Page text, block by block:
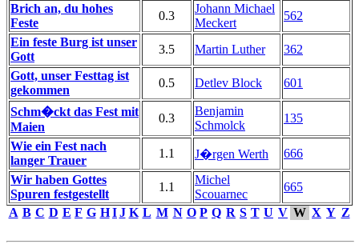
Brich an, du hohes
Feste
0.3
Johann Michael
Meckert
562
Ein feste Burg ist unser
Gott
3.5 Martin Luther
362
Gott, unser Festtag ist
gekommen
0.5 Detlev Block 601
Schm�ckt das Fest mit
Maien
0.3
Benjamin
Schmolck
135
Wie ein Fest nach
langer Trauer
1.1 J�rgen Werth
666
Wir haben Gottes
Spuren festgestellt
1.1
Michel
Scouarnec
665
A B C D E F G H IJ K L M N O P Q R S T U V W X Y Z